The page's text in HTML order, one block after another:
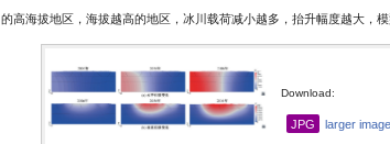
的高海拔地区，海拔越高的地区，冰川载荷减小越多，抬升幅度越大，
Download:
JPG larger image